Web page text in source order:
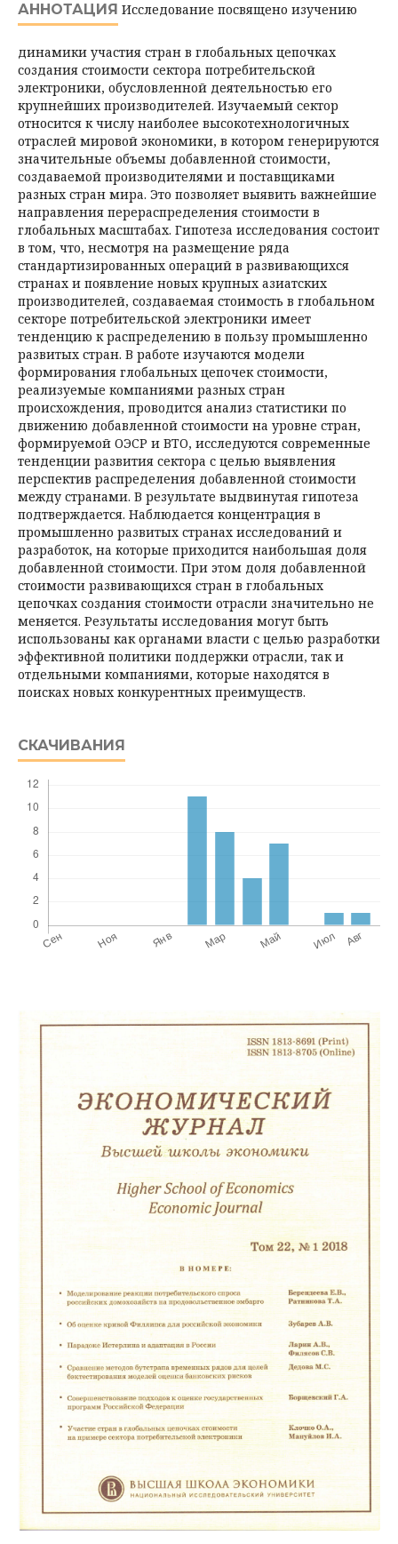
АННОТАЦИЯ Исследование посвящено изучению
динамики участия стран в глобальных цепочках
создания стоимости сектора потребительской
электроники, обусловленной деятельностью его
крупнейших производителей. Изучаемый сектор
относится к числу наиболее высокотехнологичных
отраслей мировой экономики, в котором генерируются
значительные объемы добавленной стоимости,
создаваемой производителями и поставщиками
разных стран мира. Это позволяет выявить важнейшие
направления перераспределения стоимости в
глобальных масштабах. Гипотеза исследования состоит
в том, что, несмотря на размещение ряда
стандартизированных операций в развивающихся
странах и появление новых крупных азиатских
производителей, создаваемая стоимость в глобальном
секторе потребительской электроники имеет
тенденцию к распределению в пользу промышленно
развитых стран. В работе изучаются модели
формирования глобальных цепочек стоимости,
реализуемые компаниями разных стран
происхождения, проводится анализ статистики по
движению добавленной стоимости на уровне стран,
формируемой ОЭСР и ВТО, исследуются современные
тенденции развития сектора с целью выявления
перспектив распределения добавленной стоимости
между странами. В результате выдвинутая гипотеза
подтверждается. Наблюдается концентрация в
промышленно развитых странах исследований и
разработок, на которые приходится наибольшая доля
добавленной стоимости. При этом доля добавленной
стоимости развивающихся стран в глобальных
цепочках создания стоимости отрасли значительно не
меняется. Результаты исследования могут быть
использованы как органами власти с целью разработки
эффективной политики поддержки отрасли, так и
отдельными компаниями, которые находятся в
поисках новых конкурентных преимуществ.
СКАЧИВАНИЯ